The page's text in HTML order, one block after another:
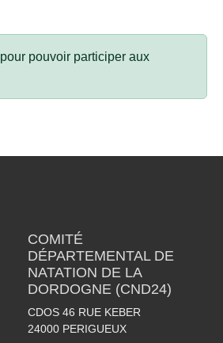
pour pouvoir participer aux
COMITÉ
DÉPARTEMENTAL DE
NATATION DE LA
DORDOGNE (CND24)
CDOS 46 RUE KEBER
24000 PERIGUEUX